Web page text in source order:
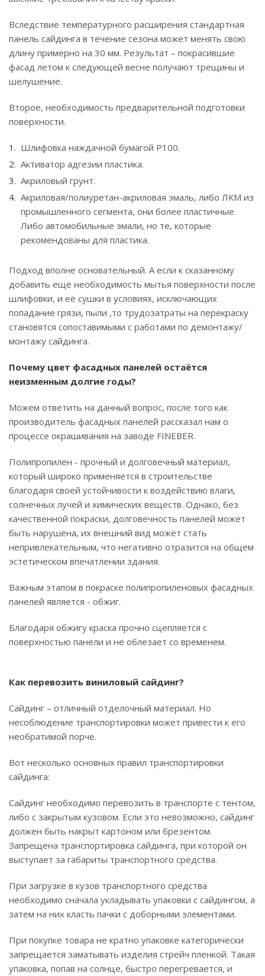
Вследствие температурного расширения стандартная
панель сайдинга в течение сезона может менять свою
длину примерно на 30 мм. Результат – покрасившие
фасад летом к следующей весне получают трещины и
шелушение.
Второе, необходимость предварительной подготовки
поверхности.
Шлифовка наждачной бумагой Р100.
Активатор адгезии пластика.
Акриловый грунт.
Акриловая/полиуретан-акриловая эмаль, либо ЛКМ из
промышленного сегмента, они более пластичные.
Либо автомобильные эмали, но те, которые
рекомендованы для пластика.
Подход вполне основательный. А если к сказанному
добавить ещё необходимость мытья поверхности после
шлифовки, и её сушки в условиях, исключающих
попадание грязи, пыли ,то трудозатраты на перекраску
становятся сопоставимыми с работами по демонтажу/
монтажу сайдинга.
Почему цвет фасадных панелей остаётся
неизменным долгие годы?
Можем ответить на данный вопрос, после того как
производитель фасадных панелей рассказал нам о
процессе окрашивания на заводе FINEBER.
Полипропилен - прочный и долговечный материал,
который широко применяется в строительстве
благодаря своей устойчивости к воздействию влаги,
солнечных лучей и химических веществ. Однако, без
качественной покраски, долговечность панелей может
быть нарушена, их внешний вид может стать
непривлекательным, что негативно отразится на общем
эстетическом впечатлении здания.
Важным этапом в покраске полипропиленовых фасадных
панелей является - обжиг.
Благодаря обжигу краска прочно сцепляется с
поверхностью панели и не облезает со временем.
Как перевозить виниловый сайдинг?
Сайдинг – отличный отделочный материал. Но
несоблюдение транспортировки может привести к его
необратимой порче.
Вот несколько основных правил транспортировки
сайдинга:
Сайдинг необходимо перевозить в транспорте с тентом,
либо с закрытым кузовом. Если это невозможно, сайдинг
должен быть накрыт картоном или брезентом.
Запрещена транспортировка сайдинга, при которой он
выступает за габариты транспортного средства.
При загрузке в кузов транспортного средства
необходимо сначала укладывать упаковки с сайдингом, а
затем на них класть пачки с доборными элементами.
При покупке товара не кратно упаковке категорически
запрещается заматывать изделия стрейч пленкой. Такая
упаковка, попав на солнце, быстро перегревается, и